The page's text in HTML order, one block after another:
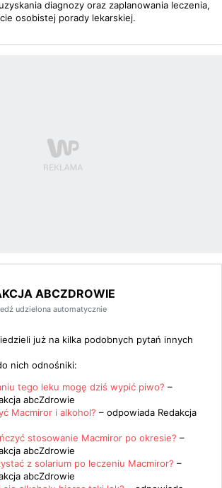
diagnozy oraz zaplanowania leczenia,
osobistej porady lekarskiej.
ABCZDROWIE
udzielona automatycznie
już na kilka podobnych pytań innych
nich odnośniki:
tego leku mogę dziś wypić piwo? –
abcZdrowie
Macmiror i alkohol? – odpowiada Redakcja
stosowanie Macmiror po okresie? –
abcZdrowie
z solarium po leczeniu Macmiror? –
abcZdrowie